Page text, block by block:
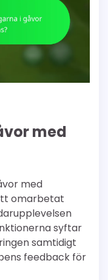
med
med
omarbetat
syftar
samtidigt
feedback för